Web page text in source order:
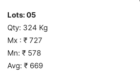
Lots: 05
Qty: 324 Kg
Mx : ₹ 727
Mn: ₹ 578
Avg: ₹ 669